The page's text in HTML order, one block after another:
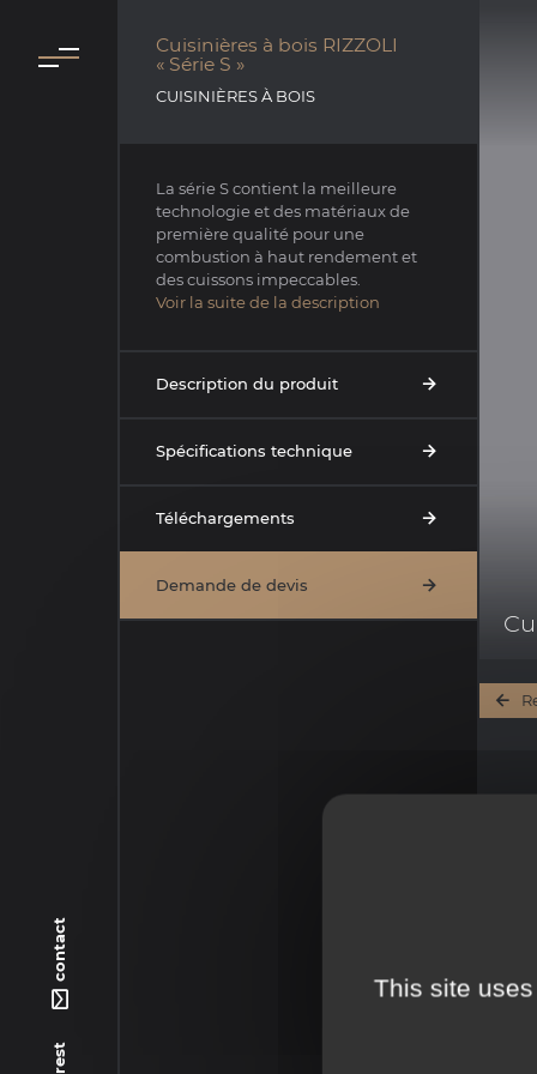
contact
Cuisinières à bois RIZZOLI
« Série S »
CUISINIÈRES À BOIS
La série S contient la meilleure
technologie et des matériaux de
première qualité pour une
combustion à haut rendement et
des cuissons impeccables.
Voir la suite de la description
Description du produit
Spécifications technique
Téléchargements
Demande de devis
This site